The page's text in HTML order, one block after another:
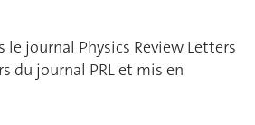
journal Physics Review Letters
du journal PRL et mis en